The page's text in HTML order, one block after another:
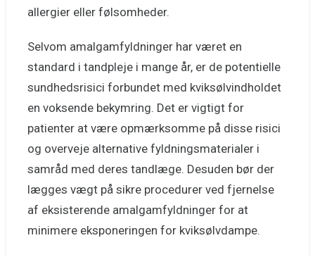
allergier eller følsomheder.
Selvom amalgamfyldninger har været en
standard i tandpleje i mange år, er de potentielle
sundhedsrisici forbundet med kviksølvindholdet
en voksende bekymring. Det er vigtigt for
patienter at være opmærksomme på disse risici
og overveje alternative fyldningsmaterialer i
samråd med deres tandlæge. Desuden bør der
lægges vægt på sikre procedurer ved fjernelse
af eksisterende amalgamfyldninger for at
minimere eksponeringen for kviksølvdampe.